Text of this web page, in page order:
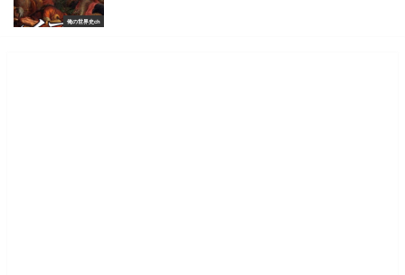
俺の世界史ch